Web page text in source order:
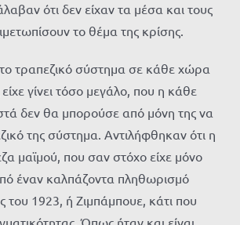
ότι δεν είχαν τα μέσα και τους
το θέμα της κρίσης.
τραπεζικό σύστημα σε κάθε χώρα
γίνει τόσο μεγάλο, που η κάθε
δεν θα μπορούσε από μόνη της να
της σύστημα. Αντιλήφθηκαν ότι η
μαϊμού, που σαν στόχο είχε μόνο
έναν καλπάζοντα πληθωρισμό
του 1923, ή Ζιμπάμπουε, κάτι που